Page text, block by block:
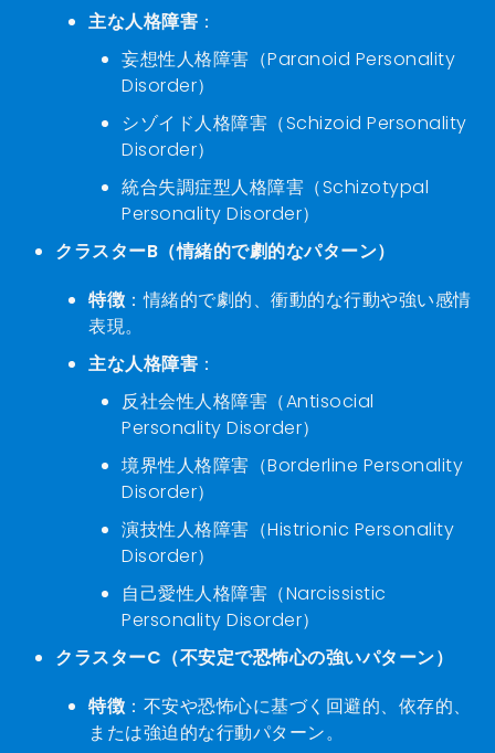
主な人格障害 ：
妄想性人格障害（Paranoid Personality
Disorder）
シゾイド人格障害（Schizoid Personality
Disorder）
統合失調症型人格障害（Schizotypal
Personality Disorder）
クラスターB（情緒的で劇的なパターン）
特徴 ：情緒的で劇的、衝動的な行動や強い感情
表現。
主な人格障害 ：
反社会性人格障害（Antisocial
Personality Disorder）
境界性人格障害（Borderline Personality
Disorder）
演技性人格障害（Histrionic Personality
Disorder）
自己愛性人格障害（Narcissistic
Personality Disorder）
クラスターC（不安定で恐怖心の強いパターン）
特徴 ：不安や恐怖心に基づく回避的、依存的、
または強迫的な行動パターン。